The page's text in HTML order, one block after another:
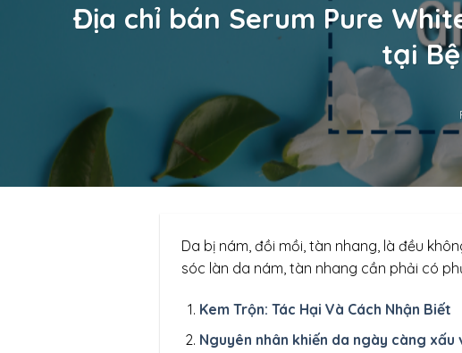
Địa chỉ bán Serum Pure
tại
Da bị nám, đồi mồi, tàn nhang, là đều
sóc làn da nám, tàn nhang cần phải có
Kem Trộn: Tác Hại Và Cách Nhận Biết
Nguyên nhân khiến da ngày càng xấu